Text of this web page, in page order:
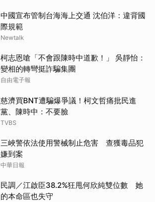
中國宣布管制台海海上交通 沈伯洋：違背國
際規範
Newtalk
柯志恩嗆「不會跟陳時中道歉！」 吳靜怡：
變相的轉彎挺詐騙集團
自由電子報
慈濟買BNT遭騙爆爭議！柯文哲痛批民進
黨、陳時中：不要臉
TVBS
三峽警依法使用警械制止危害 查獲毒品犯
嫌到案
中華日報
民調／江啟臣38.2%狂甩何欣純雙位數 她
的本命區也失守